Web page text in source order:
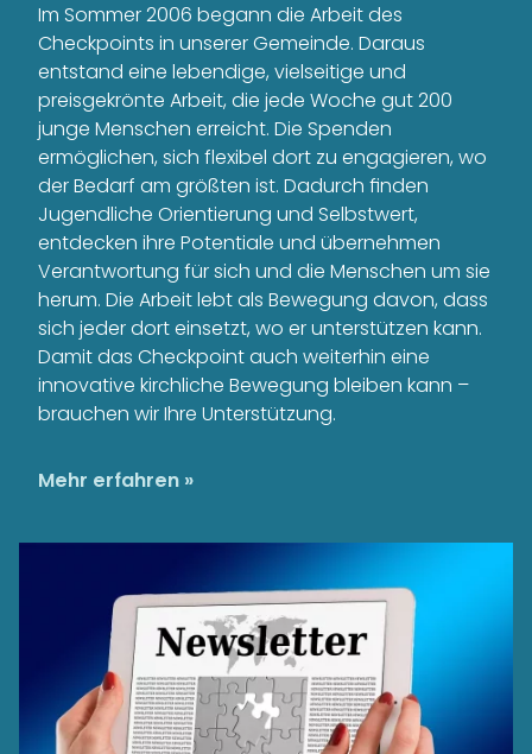
Im Sommer 2006 begann die Arbeit des
Checkpoints in unserer Gemeinde. Daraus
entstand eine lebendige, vielseitige und
preisgekrönte Arbeit, die jede Woche gut 200
junge Menschen erreicht. Die Spenden
ermöglichen, sich flexibel dort zu engagieren, wo
der Bedarf am größten ist. Dadurch finden
Jugendliche Orientierung und Selbstwert,
entdecken ihre Potentiale und übernehmen
Verantwortung für sich und die Menschen um sie
herum. Die Arbeit lebt als Bewegung davon, dass
sich jeder dort einsetzt, wo er unterstützen kann.
Damit das Checkpoint auch weiterhin eine
innovative kirchliche Bewegung bleiben kann –
brauchen wir Ihre Unterstützung.
Mehr erfahren